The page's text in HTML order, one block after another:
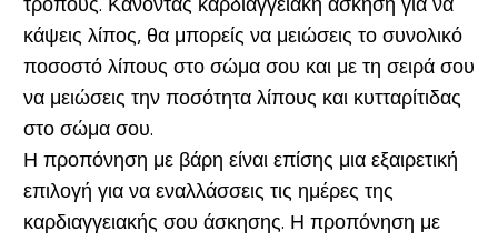
τρόπους. Κάνοντας καρδιαγγειακή άσκηση για να
κάψεις λίπος, θα μπορείς να μειώσεις το συνολικό
ποσοστό λίπους στο σώμα σου και με τη σειρά σου
να μειώσεις την ποσότητα λίπους και κυτταρίτιδας
στο σώμα σου.
Η προπόνηση με βάρη είναι επίσης μια εξαιρετική
επιλογή για να εναλλάσσεις τις ημέρες της
καρδιαγγειακής σου άσκησης. Η προπόνηση με